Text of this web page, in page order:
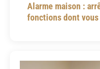
Alarme maison :
fonctions dont vous